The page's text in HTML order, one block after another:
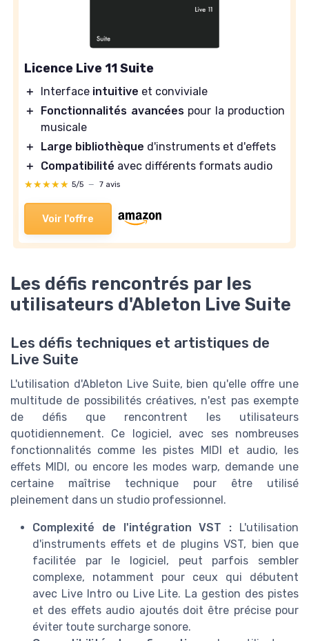
Licence Live 11 Suite
＋ Interface intuitive et conviviale
＋
Fonctionnalités avancéespour la production
musicale
＋
Large bibliothèque d'instruments et d'effets
＋
Compatibilité avec différents formats audio
★★★★★
★★★★★ 5/5 — 7 avis
Voir l'offre
Les défis rencontrés par les
utilisateurs d'Ableton Live Suite
Les défis techniques et artistiques de
Live Suite
L'utilisation d'Ableton Live Suite, bien qu'elle offre une
multitude de possibilités créatives, n'est pas exempte
de défis que rencontrent les utilisateurs
quotidiennement. Ce logiciel, avec ses nombreuses
fonctionnalités comme les pistes MIDI et audio, les
effets MIDI, ou encore les modes warp, demande une
certaine maîtrise technique pour être utilisé
pleinement dans un studio professionnel.
Complexité de l'intégration VST : L'utilisation
d'instruments effets et de plugins VST, bien que
facilitée par le logiciel, peut parfois sembler
complexe, notamment pour ceux qui débutent
avec Live Intro ou Live Lite. La gestion des pistes
et des effets audio ajoutés doit être précise pour
éviter toute surcharge sonore.